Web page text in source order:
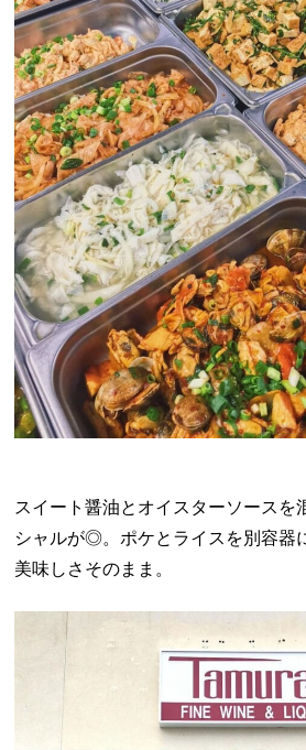
スイート醤油とオイスターソースを
シャルが◎。ポケとライスを別容器
美味しさそのまま。